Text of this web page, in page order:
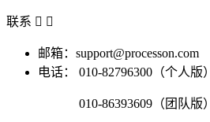
联系  
邮箱：support@processon.com
电话：
010-82796300（个人版）
010-86393609（团队版）